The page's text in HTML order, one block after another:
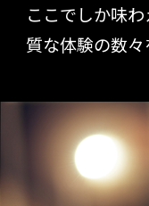
ここでしか味わ
質な体験の数々